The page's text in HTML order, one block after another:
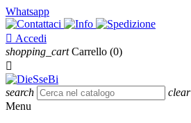
Whatsapp
 Accedi
shopping_cart Carrello (0)

search
clear
Menu